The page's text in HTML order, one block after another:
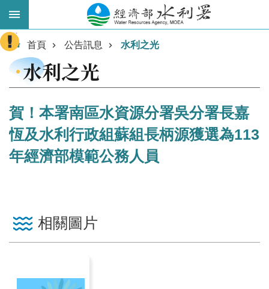
跳到主要內容區塊
進
階
搜
業
:::
首頁 公告訊息 水利之光
水利之光
賀！本署南區水資源分署吳分署長嘉
恆及水利行政組蘇組長柄源獲選為113
年經濟部模範公務人員
相關圖片